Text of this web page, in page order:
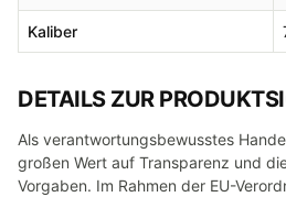
Kaliber
DETAILS ZUR
Als verantwortungsbewusstes
großen Wert auf Transparenz und
Vorgaben. Im Rahmen der EU-